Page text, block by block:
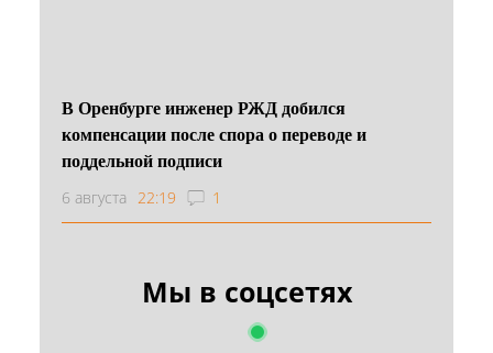
В Оренбурге инженер РЖД добился
компенсации после спора о переводе и
поддельной подписи
6 августа 22:19 1
Мы в соцсетях